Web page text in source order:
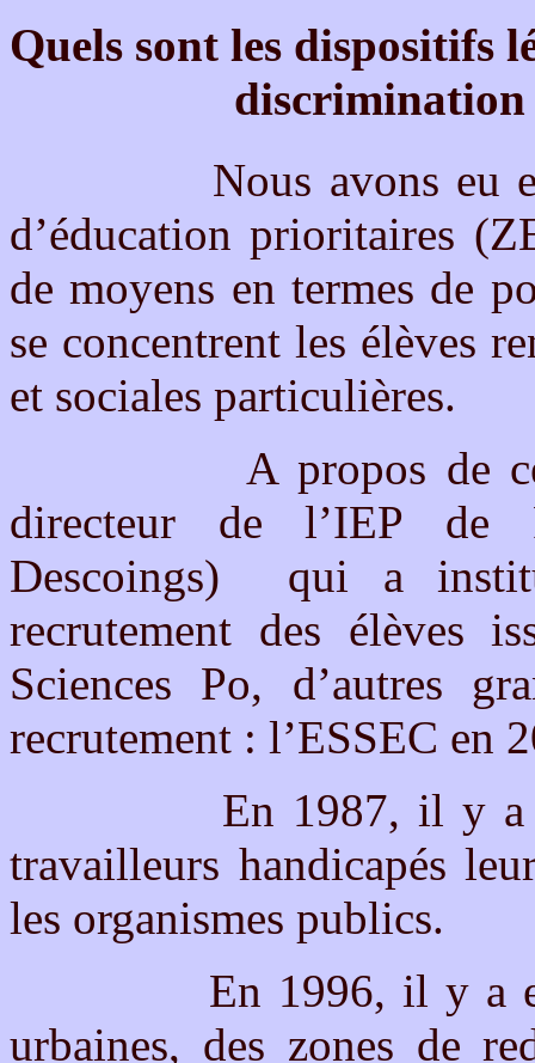
Quels sont les dispositifs
discrimination
Nous avons eu
d’éducation prioritaires
de moyens en termes de
se concentrent les élèves
et sociales particulières.
A propos de ces
directeur de l’IEP de
Descoings) qui a
recrutement des élèves
Sciences Po, d’autres
recrutement : l’ESSEC en
En 1987, il y a la loi
travailleurs handicapés
les organismes publics.
En 1996, il y a eu la
urbaines, des zones de